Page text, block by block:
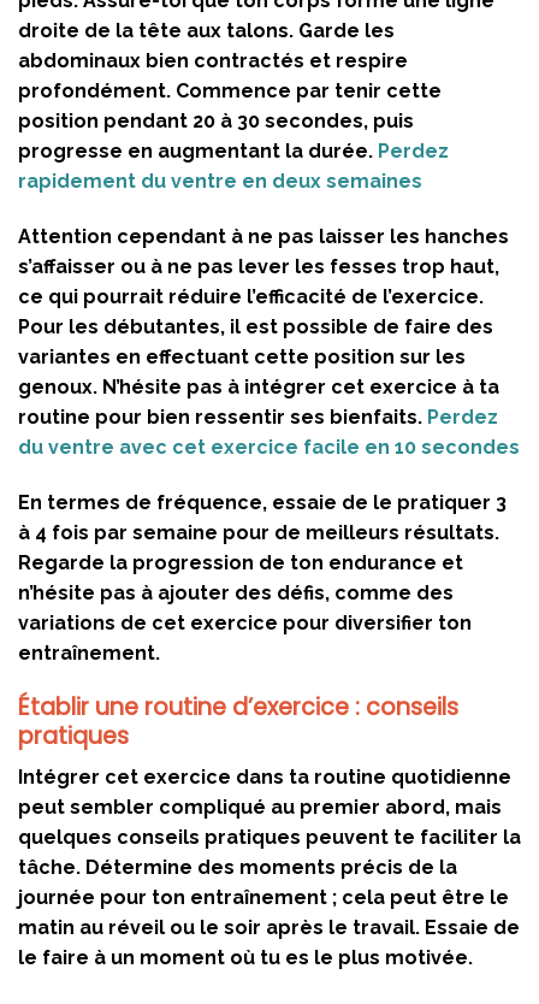
droite de la tête aux talons. Garde les
abdominaux bien contractés et respire
profondément. Commence par tenir cette
position pendant 20 à 30 secondes, puis
progresse en augmentant la durée. Perdez
rapidement du ventre en deux semaines
Attention cependant à ne pas laisser les hanches
s’affaisser ou à ne pas lever les fesses trop haut,
ce qui pourrait réduire l’efficacité de l’exercice.
Pour les débutantes, il est possible de faire des
variantes en effectuant cette position sur les
genoux. N’hésite pas à intégrer cet exercice à ta
routine pour bien ressentir ses bienfaits. Perdez
du ventre avec cet exercice facile en 10 secondes
En termes de fréquence, essaie de le pratiquer 3
à 4 fois par semaine pour de meilleurs résultats.
Regarde la progression de ton endurance et
n’hésite pas à ajouter des défis, comme des
variations de cet exercice pour diversifier ton
entraînement.
Établir une routine d’exercice : conseils
pratiques
Intégrer cet exercice dans ta routine quotidienne
peut sembler compliqué au premier abord, mais
quelques conseils pratiques peuvent te faciliter la
tâche. Détermine des moments précis de la
journée pour ton entraînement ; cela peut être le
matin au réveil ou le soir après le travail. Essaie de
le faire à un moment où tu es le plus motivée.